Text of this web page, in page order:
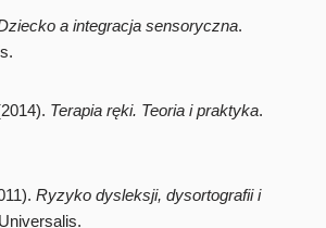
a integracja sensoryczna.
Terapia ręki. Teoria i praktyka.
Ryzyko dysleksji, dysortografii i